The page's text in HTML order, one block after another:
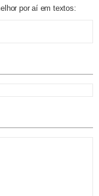
por aí em textos: